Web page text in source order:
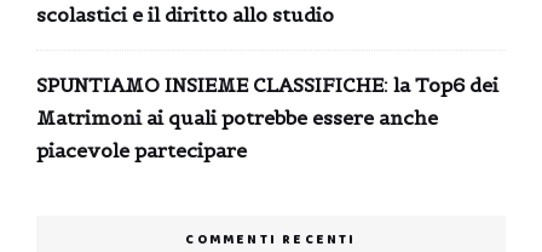
scolastici e il diritto allo studio
SPUNTIAMO INSIEME CLASSIFICHE: la Top6 dei
Matrimoni ai quali potrebbe essere anche
piacevole partecipare
COMMENTI RECENTI